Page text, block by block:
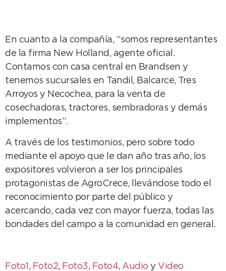
En cuanto a la compañía, “somos representantes
de la firma New Holland, agente oficial.
Contamos con casa central en Brandsen y
tenemos sucursales en Tandil, Balcarce, Tres
Arroyos y Necochea, para la venta de
cosechadoras, tractores, sembradoras y demás
implementos”.
A través de los testimonios, pero sobre todo
mediante el apoyo que le dan año tras año, los
expositores volvieron a ser los principales
protagonistas de AgroCrece, llevándose todo el
reconocimiento por parte del público y
acercando, cada vez con mayor fuerza, todas las
bondades del campo a la comunidad en general.
Foto1 , Foto2, Foto3, Foto4, Audio y Video